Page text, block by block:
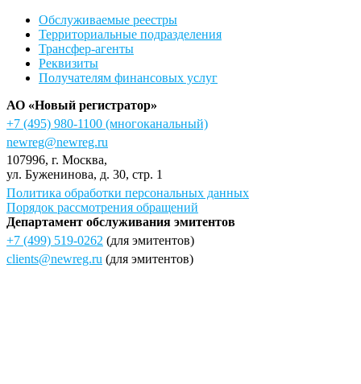
Обслуживаемые реестры
Территориальные подразделения
Трансфер-агенты
Реквизиты
Получателям финансовых услуг
АО «Новый регистратор»
+7 (495) 980-1100 (многоканальный)
newreg@newreg.ru
107996, г. Москва,
ул. Буженинова, д. 30, стр. 1
Политика обработки персональных данных
Порядок рассмотрения обращений
Департамент обслуживания эмитентов
+7 (499) 519-0262 (для эмитентов)
clients@newreg.ru (для эмитентов)